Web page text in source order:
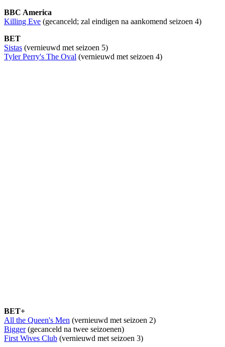
BBC America
Killing Eve (gecanceld; zal eindigen na aankomend seizoen 4)
BET
Sistas (vernieuwd met seizoen 5)
Tyler Perry's The Oval (vernieuwd met seizoen 4)
BET+
All the Queen's Men (vernieuwd met seizoen 2)
Bigger(gecanceld na twee seizoenen)
First Wives Club (vernieuwd met seizoen 3)